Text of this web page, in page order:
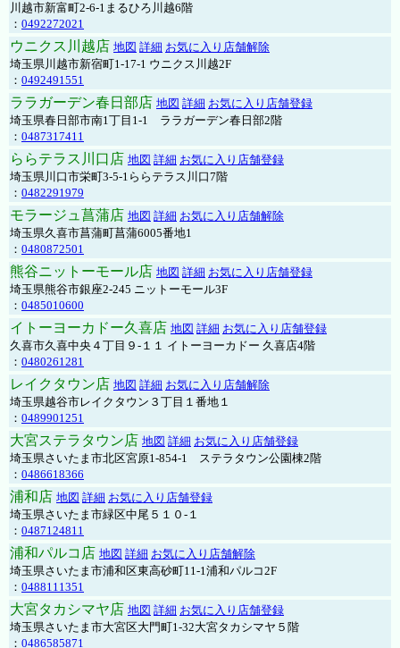
川越市新富町2-6-1まるひろ川越6階
： 0492272021
ウニクス川越店 地図 詳細 お気に入り店舗解除
埼玉県川越市新宿町1-17-1 ウニクス川越2F
： 0492491551
ララガーデン春日部店 地図 詳細 お気に入り店舗登録
埼玉県春日部市南1丁目1-1 ララガーデン春日部2階
： 0487317411
ららテラス川口店 地図 詳細 お気に入り店舗登録
埼玉県川口市栄町3-5-1ららテラス川口7階
： 0482291979
モラージュ菖蒲店 地図 詳細 お気に入り店舗解除
埼玉県久喜市菖蒲町菖蒲6005番地1
： 0480872501
熊谷ニットーモール店 地図 詳細 お気に入り店舗登録
埼玉県熊谷市銀座2-245 ニットーモール3F
： 0485010600
イトーヨーカドー久喜店 地図 詳細 お気に入り店舗登録
久喜市久喜中央４丁目９-１１ イトーヨーカドー 久喜店4階
： 0480261281
レイクタウン店 地図 詳細 お気に入り店舗解除
埼玉県越谷市レイクタウン３丁目１番地１
： 0489901251
大宮ステラタウン店 地図 詳細 お気に入り店舗登録
埼玉県さいたま市北区宮原1-854-1 ステラタウン公園棟2階
： 0486618366
浦和店 地図 詳細 お気に入り店舗登録
埼玉県さいたま市緑区中尾５１０-１
： 0487124811
浦和パルコ店 地図 詳細 お気に入り店舗解除
埼玉県さいたま市浦和区東高砂町11-1浦和パルコ2F
： 0488111351
大宮タカシマヤ店 地図 詳細 お気に入り店舗登録
埼玉県さいたま市大宮区大門町1-32大宮タカシマヤ５階
： 0486585871